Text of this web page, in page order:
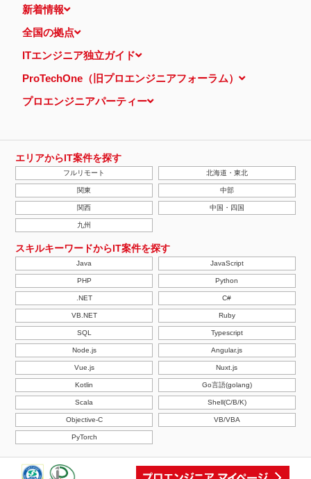
新着情報
全国の拠点
ITエンジニア独立ガイド
ProTechOne（旧プロエンジニアフォーラム）
プロエンジニアパーティー
エリアからIT案件を探す
フルリモート 北海道・東北
関東 中部
関西 中国・四国
九州
スキルキーワードからIT案件を探す
Java JavaScript
PHP Python
.NET C#
VB.NET Ruby
SQL Typescript
Node.js Angular.js
Vue.js Nuxt.js
Kotlin Go言語(golang)
Scala Shell(C/B/K)
Objective-C VB/VBA
PyTorch